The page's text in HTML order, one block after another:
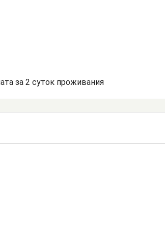
за 2 суток проживания